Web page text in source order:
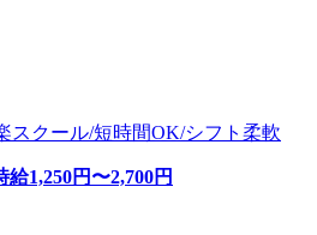
スクール/短時間OK/シフト柔軟
給1,250円〜2,700円